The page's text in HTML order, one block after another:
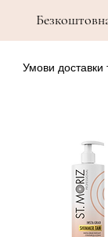
Умови доставки